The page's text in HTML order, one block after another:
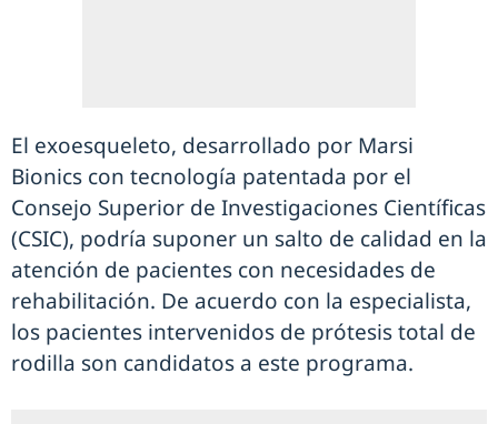
El exoesqueleto, desarrollado por Marsi
Bionics con tecnología patentada por el
Consejo Superior de Investigaciones Científicas
(CSIC), podría suponer un salto de calidad en la
atención de pacientes con necesidades de
rehabilitación. De acuerdo con la especialista,
los pacientes intervenidos de prótesis total de
rodilla son candidatos a este programa.